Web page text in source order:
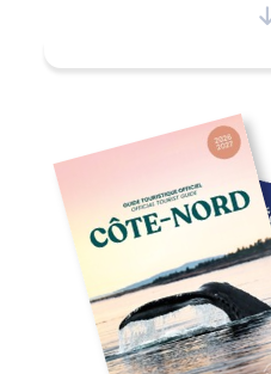
surtout, un site
pour la qualité de
truite mouchetée.
regorgent de
assurent un
mémorable. Les
pratiquer leur
milieu d'une
luxuriante, qui
de 45 lacs